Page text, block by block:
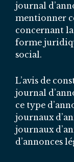
journal
mentionner
concernant la
forme
social.
L’avis de
journal
ce type
journaux
journaux
d’annonces